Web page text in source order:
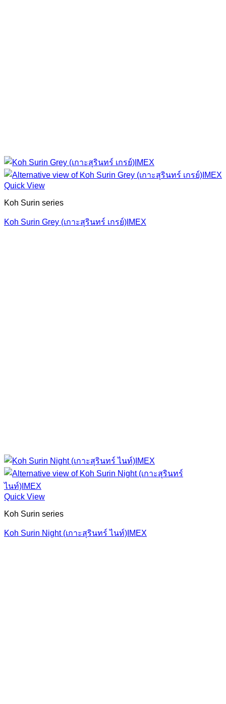
Quick View
Koh Surin series
Koh Surin Grey (เกาะสุรินทร์ เกรย์)IMEX
Quick View
Koh Surin series
Koh Surin Night (เกาะสุรินทร์ ไนท์)IMEX